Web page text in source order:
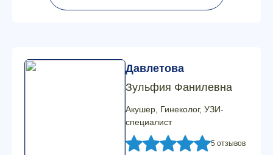
Давлетова
Зульфия Фанилевна
Акушер, Гинеколог, УЗИ-
специалист
5 отзывов